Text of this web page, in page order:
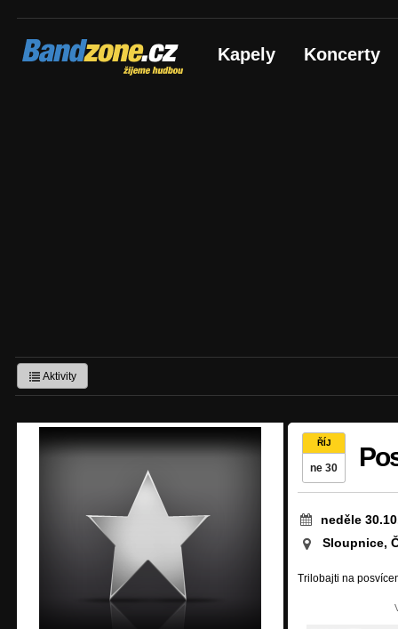
Bandzone.cz
žijeme hudbou Kapely Koncerty
Aktivity
ŘÍJ
ne 30
neděle
Sloupnice,
Trilobajti na